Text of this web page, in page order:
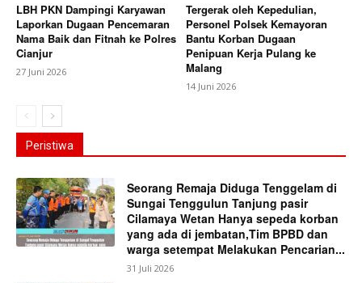
LBH PKN Dampingi Karyawan
Laporkan Dugaan Pencemaran
Nama Baik dan Fitnah ke Polres
Cianjur
27 Juni 2026
Tergerak oleh Kepedulian,
Personel Polsek Kemayoran
Bantu Korban Dugaan
Penipuan Kerja Pulang ke
Malang
14 Juni 2026
Peristiwa
Seorang Remaja Diduga Tenggelam di
Sungai Tenggulun Tanjung pasir
Cilamaya Wetan Hanya sepeda korban
yang ada di jembatan,Tim BPBD dan
warga setempat Melakukan Pencarian...
31 Juli 2026